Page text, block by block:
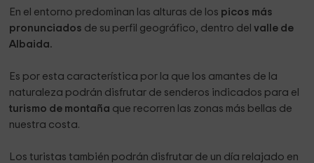
En el entorno predominan las alturas de los picos más
pronunciados de su perfil geográfico, dentro del valle de
Albaida.
Es por esta característica por la que los amantes de la
naturaleza podrán disfrutar de senderos indicados para el
turismo de montaña que recorren las zonas más bellas de
nuestra costa.
Los turistas también podrán disfrutar de un día relajado en